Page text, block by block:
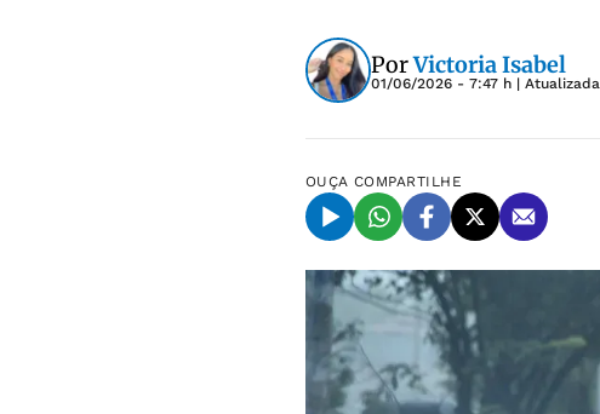
PorVictoria Isabel
01/06/2026 - 7:47 h |
OUÇA COMPARTILHE